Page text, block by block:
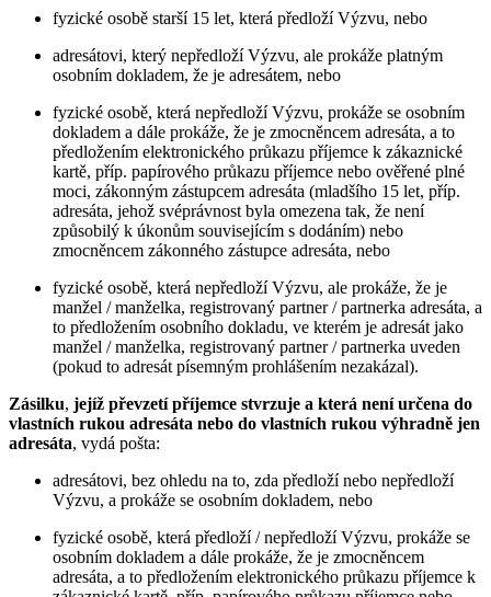
fyzické osobě starší 15 let, která předloží Výzvu, nebo
adresátovi, který nepředloží Výzvu, ale prokáže platným
osobním dokladem, že je adresátem, nebo
fyzické osobě, která nepředloží Výzvu, prokáže se osobním
dokladem a dále prokáže, že je zmocněncem adresáta, a to
předložením elektronického průkazu příjemce k zákaznické
kartě, příp. papírového průkazu příjemce nebo ověřené plné
moci, zákonným zástupcem adresáta (mladšího 15 let, příp.
adresáta, jehož svéprávnost byla omezena tak, že není
způsobilý k úkonům souvisejícím s dodáním) nebo
zmocněncem zákonného zástupce adresáta, nebo
fyzické osobě, která nepředloží Výzvu, ale prokáže, že je
manžel / manželka, registrovaný partner / partnerka adresáta, a
to předložením osobního dokladu, ve kterém je adresát jako
manžel / manželka, registrovaný partner / partnerka uveden
(pokud to adresát písemným prohlášením nezakázal).
Zásilku, jejíž převzetí příjemce stvrzuje a která není určena do
vlastních rukou adresáta nebo do vlastních rukou výhradně jen
adresáta, vydá pošta:
adresátovi, bez ohledu na to, zda předloží nebo nepředloží
Výzvu, a prokáže se osobním dokladem, nebo
fyzické osobě, která předloží / nepředloží Výzvu, prokáže se
osobním dokladem a dále prokáže, že je zmocněncem
adresáta, a to předložením elektronického průkazu příjemce k